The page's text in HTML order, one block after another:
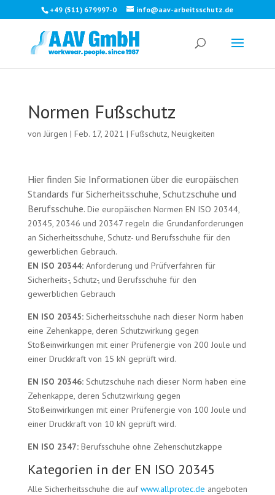
+49 (511) 679997-0 info@aav-arbeitsschutz.de
Normen Fußschutz
von Jürgen | Feb. 17, 2021 | Fußschutz, Neuigkeiten
Hier finden Sie Informationen über die europäischen
Standards für Sicherheitsschuhe, Schutzschuhe und
Berufsschuhe. Die europäischen Normen EN ISO 20344,
20345, 20346 und 20347 regeln die Grundanforderungen
an Sicherheitsschuhe, Schutz- und Berufsschuhe für den
gewerblichen Gebrauch.
EN ISO 20344:Anforderung und Prüfverfahren für
Sicherheits-, Schutz-, und Berufsschuhe für den
gewerblichen Gebrauch
EN ISO 20345:Sicherheitsschuhe nach dieser Norm haben
eine Zehenkappe, deren Schutzwirkung gegen
Stoßeinwirkungen mit einer Prüfenergie von 200 Joule und
einer Druckkraft von 15 kN geprüft wird.
EN ISO 20346:Schutzschuhe nach dieser Norm haben eine
Zehenkappe, deren Schutzwirkung gegen
Stoßeinwirkungen mit einer Prüfenergie von 100 Joule und
einer Druckkraft von 10 kN geprüft wird.
EN ISO 2347:Berufsschuhe ohne Zehenschutzkappe
Kategorien in der EN ISO 20345
Alle Sicherheitsschuhe die aufwww.allprotec.de angeboten